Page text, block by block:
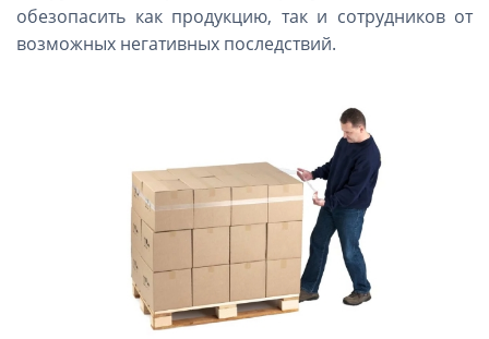
обезопасить как продукцию, так и сотрудников от
возможных негативных последствий.